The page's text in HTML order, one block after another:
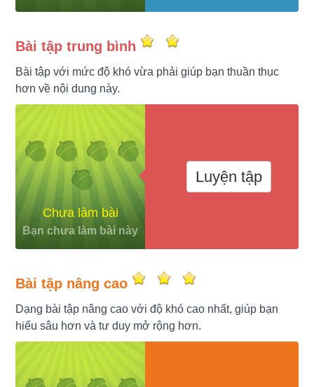
Bài tập trung bình
Bài tập với mức độ khó vừa phải giúp bạn thuần thục
hơn về nội dung này.
Chưa làm bài
Bạn chưa làm bài này
Luyện tập
Bài tập nâng cao
Dạng bài tập nâng cao với độ khó cao nhất, giúp bạn
hiểu sâu hơn và tư duy mở rộng hơn.